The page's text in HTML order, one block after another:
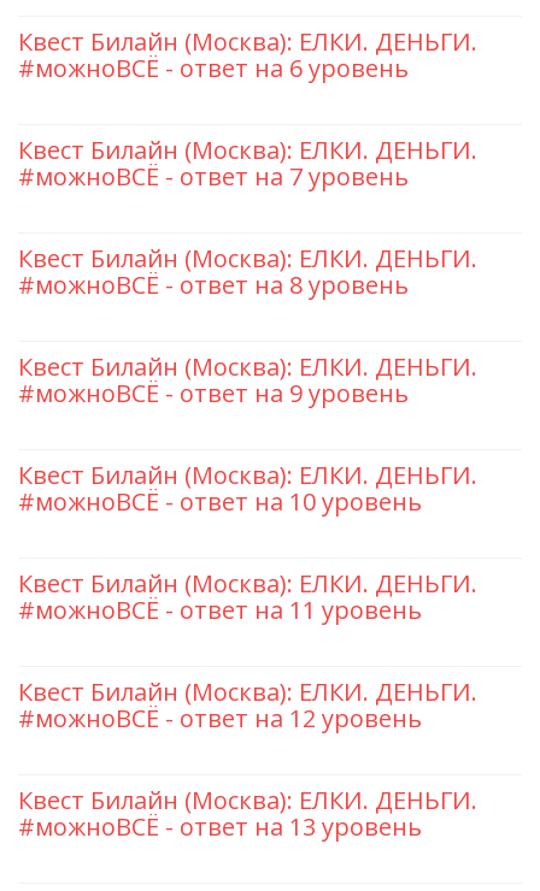
Квест Билайн (Москва): ЕЛКИ. ДЕНЬГИ.
#можноВСЁ - ответ на 6 уровень
Квест Билайн (Москва): ЕЛКИ. ДЕНЬГИ.
#можноВСЁ - ответ на 7 уровень
Квест Билайн (Москва): ЕЛКИ. ДЕНЬГИ.
#можноВСЁ - ответ на 8 уровень
Квест Билайн (Москва): ЕЛКИ. ДЕНЬГИ.
#можноВСЁ - ответ на 9 уровень
Квест Билайн (Москва): ЕЛКИ. ДЕНЬГИ.
#можноВСЁ - ответ на 10 уровень
Квест Билайн (Москва): ЕЛКИ. ДЕНЬГИ.
#можноВСЁ - ответ на 11 уровень
Квест Билайн (Москва): ЕЛКИ. ДЕНЬГИ.
#можноВСЁ - ответ на 12 уровень
Квест Билайн (Москва): ЕЛКИ. ДЕНЬГИ.
#можноВСЁ - ответ на 13 уровень